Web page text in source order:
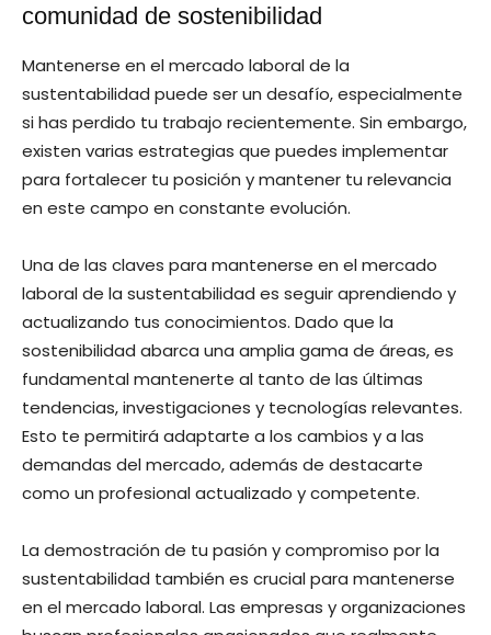
comunidad de sostenibilidad
Mantenerse en el mercado laboral de la
sustentabilidad puede ser un desafío, especialmente
si has perdido tu trabajo recientemente. Sin embargo,
existen varias estrategias que puedes implementar
para fortalecer tu posición y mantener tu relevancia
en este campo en constante evolución.
Una de las claves para mantenerse en el mercado
laboral de la sustentabilidad es seguir aprendiendo y
actualizando tus conocimientos. Dado que la
sostenibilidad abarca una amplia gama de áreas, es
fundamental mantenerte al tanto de las últimas
tendencias, investigaciones y tecnologías relevantes.
Esto te permitirá adaptarte a los cambios y a las
demandas del mercado, además de destacarte
como un profesional actualizado y competente.
La demostración de tu pasión y compromiso por la
sustentabilidad también es crucial para mantenerse
en el mercado laboral. Las empresas y organizaciones